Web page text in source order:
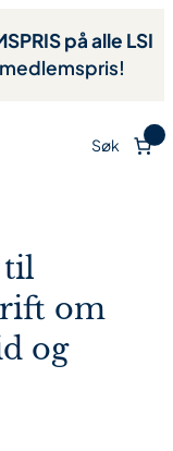
på alle LSI
Søk
til
om
og